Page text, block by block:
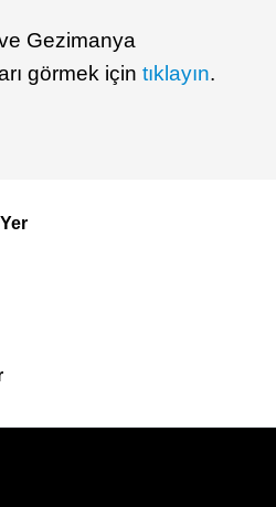
Gezimanya
görmek için tıklayın.